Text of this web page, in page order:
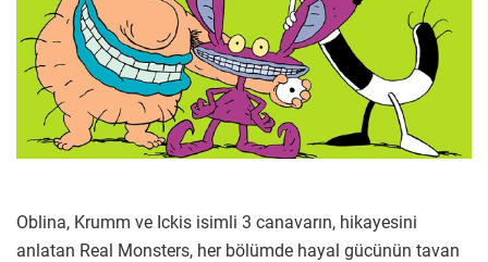
Oblina, Krumm ve Ickis isimli 3 canavarın, hikayesini
anlatan Real Monsters, her bölümde hayal gücünün tavan